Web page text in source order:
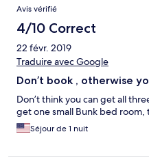
Avis vérifié
4/10 Correct
22 févr. 2019
Traduire avec Google
Don’t book , otherwise
Don’t think you can get all
get one small Bunk bed room,
Séjour de 1 nuit